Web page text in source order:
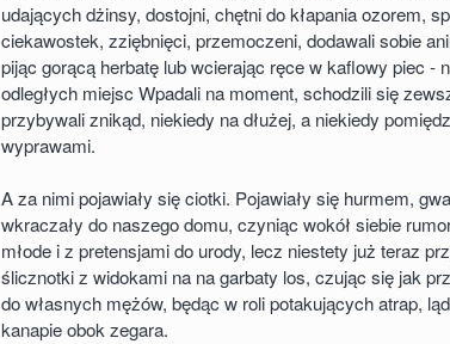
udających dżinsy, dostojni, chętni do kłapania ozorem,
ciekawostek, zziębnięci, przemoczeni, dodawali sobie
pijąc gorącą herbatę lub wcierając ręce w kaflowy piec -
odległych miejsc Wpadali na moment, schodzili się
przybywali znikąd, niekiedy na dłużej, a niekiedy
wyprawami.
A za nimi pojawiały się ciotki. Pojawiały się hurmem,
wkraczały do naszego domu, czyniąc wokół siebie
młode i z pretensjami do urody, lecz niestety już teraz
ślicznotki z widokami na na garbaty los, czując się jak
do własnych mężów, będąc w roli potakujących atrap,
kanapie obok zegara.